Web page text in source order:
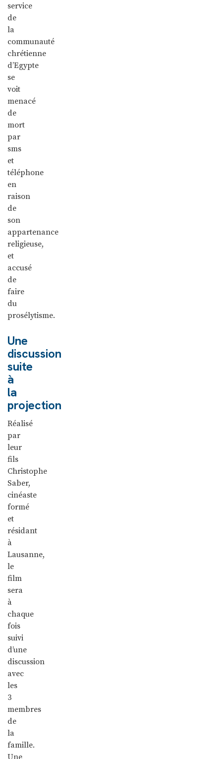
service
de
la
communauté
chrétienne
d’Egypte
se
voit
menacé
de
mort
par
sms
et
téléphone
en
raison
de
son
appartenance
religieuse,
et
accusé
de
faire
du
prosélytisme.
Une
discussion
suite
à
la
projection
Réalisé
par
leur
fils
Christophe
Saber,
cinéaste
formé
et
résidant
à
Lausanne,
le
film
sera
à
chaque
fois
suivi
d’une
discussion
avec
les
3
membres
de
la
famille.
Une